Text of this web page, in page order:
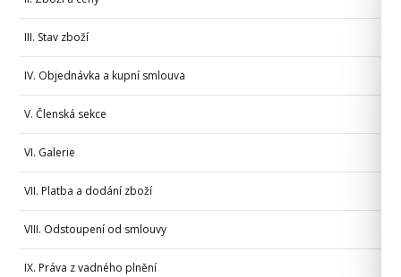
III. Stav zboží
IV. Objednávka a kupní smlouva
V. Členská sekce
VI. Galerie
VII. Platba a dodání zboží
VIII. Odstoupení od smlouvy
IX. Práva z vadného plnění